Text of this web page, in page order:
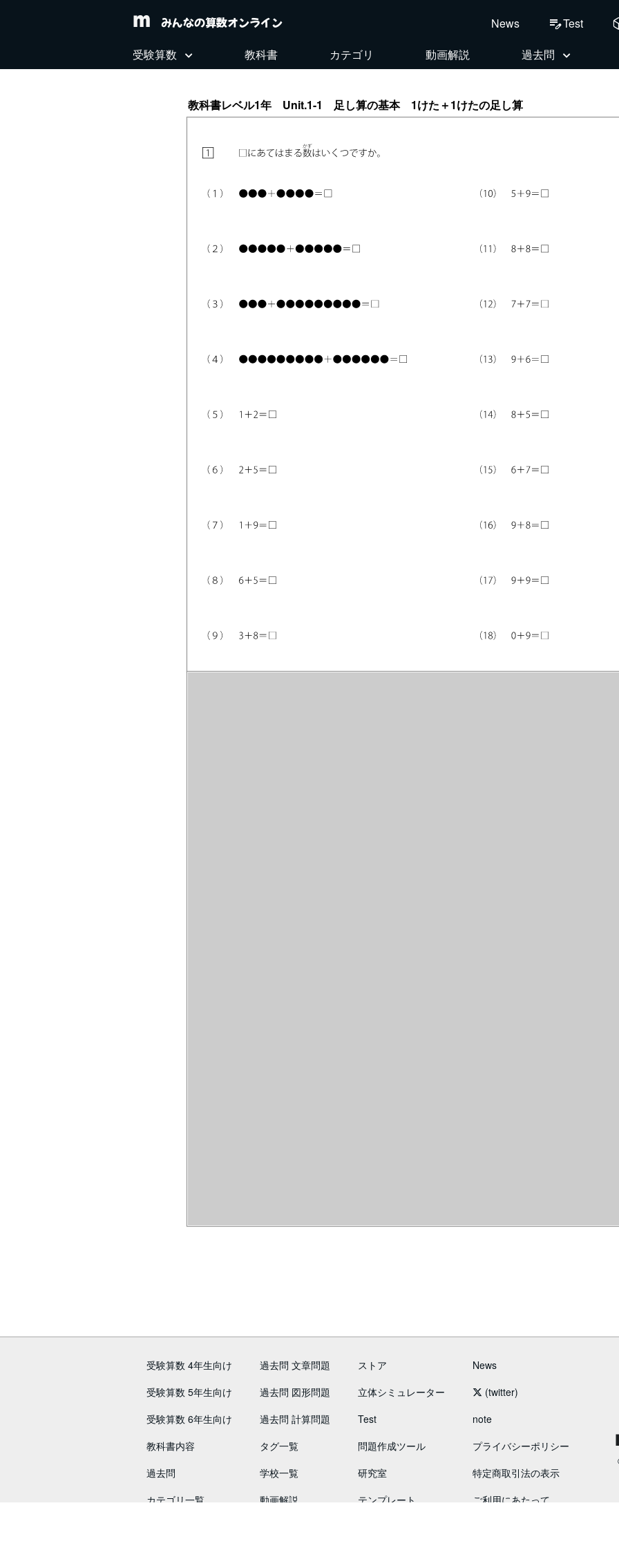
みんなの算数オンライン News edit_noteTest
受験算数 教科書 カテゴリ 動画解説 過去問
教科書レベル1年 Unit.1-1 足し算の基本 1けた＋1けたの足し算
受験算数 4年生向け
受験算数 5年生向け
受験算数 6年生向け
教科書内容
過去問
カテゴリ一覧
過去問 文章問題
過去問 図形問題
過去問 計算問題
タグ一覧
学校一覧
動画解説
ストア
立体シミュレーター
Test
問題作成ツール
研究室
テンプレート
News
(twitter)
note
プライバシーポリシー
特定商取引法の表示
ご利用にあたって